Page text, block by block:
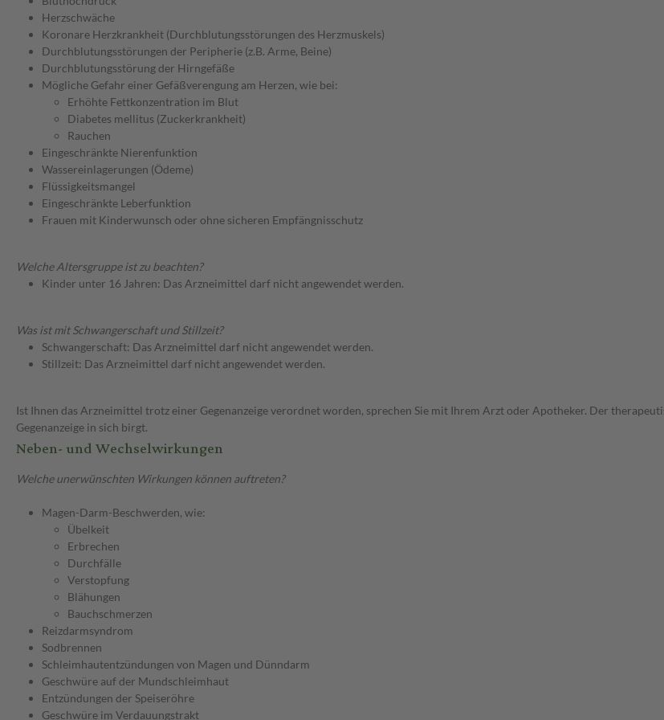
Herzschwäche
Koronare Herzkrankheit (Durchblutungsstörungen des Herzmuskels)
Durchblutungsstörungen der Peripherie (z.B. Arme, Beine)
Durchblutungsstörung der Hirngefäße
Mögliche Gefahr einer Gefäßverengung am Herzen, wie bei:
Erhöhte Fettkonzentration im Blut
Diabetes mellitus (Zuckerkrankheit)
Rauchen
Eingeschränkte Nierenfunktion
Wassereinlagerungen (Ödeme)
Flüssigkeitsmangel
Eingeschränkte Leberfunktion
Frauen mit Kinderwunsch oder ohne sicheren Empfängnisschutz
Welche Altersgruppe ist zu beachten?
Kinder unter 16 Jahren: Das Arzneimittel darf nicht angewendet werden.
Was ist mit Schwangerschaft und Stillzeit?
Schwangerschaft: Das Arzneimittel darf nicht angewendet werden.
Stillzeit: Das Arzneimittel darf nicht angewendet werden.
Ist Ihnen das Arzneimittel trotz einer Gegenanzeige verordnet worden, sprechen Sie mit Ihrem Arzt oder Apotheker. Der
Gegenanzeige in sich birgt.
Neben- und Wechselwirkungen
Welche unerwünschten Wirkungen können auftreten?
Magen-Darm-Beschwerden, wie:
Übelkeit
Erbrechen
Durchfälle
Verstopfung
Blähungen
Bauchschmerzen
Reizdarmsyndrom
Sodbrennen
Schleimhautentzündungen von Magen und Dünndarm
Geschwüre auf der Mundschleimhaut
Entzündungen der Speiseröhre
Geschwüre im Verdauungstrakt